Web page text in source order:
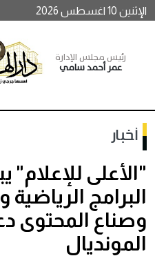
الإثنين 10 اغسطس 2026
رئيس مجلس الإدارة
عمر أحمد سامي
أخبار
"الأعلى
البرامج
وصناع المحتوى
المونديال